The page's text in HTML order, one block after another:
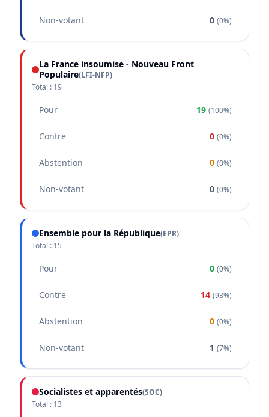
Non-votant 0 (0%)
La France insoumise - Nouveau Front
Populaire(LFI-NFP)
Total : 19
Pour 19 (100%)
Contre 0 (0%)
Abstention 0 (0%)
Non-votant 0 (0%)
Ensemble pour la République(EPR)
Total : 15
Pour 0 (0%)
Contre 14 (93%)
Abstention 0 (0%)
Non-votant 1 (7%)
Socialistes et apparentés(SOC)
Total : 13